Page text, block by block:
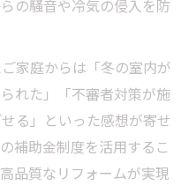
の騒音や冷気の侵入を防
家庭からは「冬の室内が
れた」「不審者対策が施
る」といった感想が寄せ
補助金制度を活用するこ
品質なリフォームが実現